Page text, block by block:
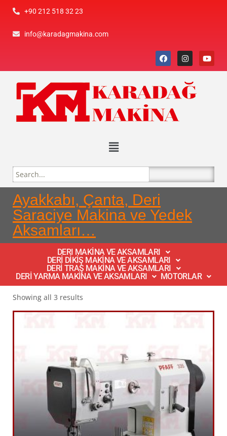
+90 212 518 32 23
info@karadagmakina.com
Ayakkabı, Çanta, Deri
Saraciye Makina ve Yedek
Aksamları…
DERI MAKİNA VE AKSAMLARI
DERİ DİKİŞ MAKİNA VE AKSAMLARI
DERİ TRAŞ MAKİNA VE AKSAMLARI
DERİ YARMA MAKİNA VE AKSAMLARI
MOTORLAR
Showing all 3 results